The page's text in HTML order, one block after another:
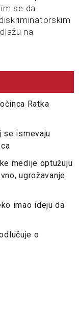
se da
na
Ratka
se ismevaju
medije optužuju
ugrožavanje
imao ideju da
o